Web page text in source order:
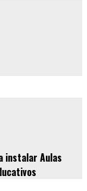
instalar Aulas